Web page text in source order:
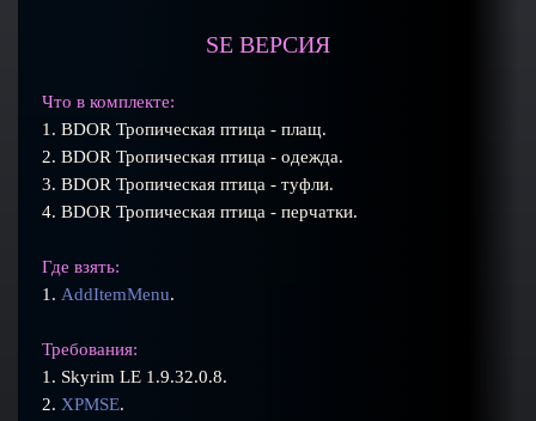
SE ВЕРСИЯ
Что в комплекте:
1. BDOR Тропическая птица - плащ.
2. BDOR Тропическая птица - одежда.
3. BDOR Тропическая птица - туфли.
4. BDOR Тропическая птица - перчатки.
Где взять:
1. AddItemMenu.
Требования:
1. Skyrim LE 1.9.32.0.8.
2. XPMSE.